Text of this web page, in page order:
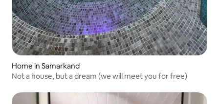
Home in Samarkand
Not a house, but a dream (we will meet you for free)